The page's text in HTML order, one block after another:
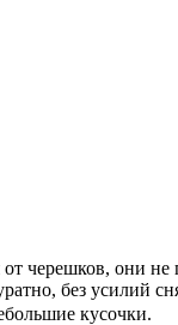
от черешков, они
без усилий
кусочки.